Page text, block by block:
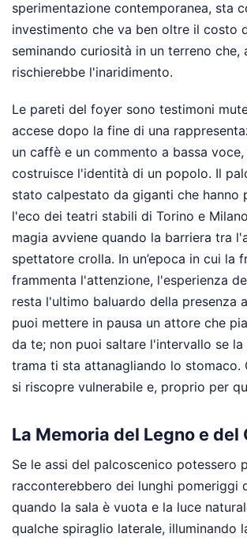
sperimentazione contemporanea, sta
investimento che va ben oltre il costo
seminando curiosità in un terreno che,
rischierebbe l'inaridimento.
Le pareti del foyer sono testimoni
accese dopo la fine di una
un caffè e un commento a bassa voce,
costruisce l'identità di un popolo. Il
stato calpestato da giganti che hanno
l'eco dei teatri stabili di Torino e
magia avviene quando la barriera tra
spettatore crolla. In un’epoca in cui la
frammenta l'attenzione, l'esperienza
resta l'ultimo baluardo della presenza
puoi mettere in pausa un attore che
da te; non puoi saltare l'intervallo se la
trama ti sta attanagliando lo stomaco.
si riscopre vulnerabile e, proprio per
La Memoria del Legno e del
Se le assi del palcoscenico potessero
racconterebbero dei lunghi pomeriggi
quando la sala è vuota e la luce
qualche spiraglio laterale, illuminando